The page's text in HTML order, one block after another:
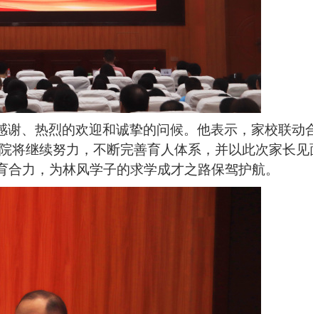
、热烈的欢迎和诚挚的问候。他表示，家校联动
将继续努力，不断完善育人体系，并以此次家长见
力，为林风学子的求学成才之路保驾护航。